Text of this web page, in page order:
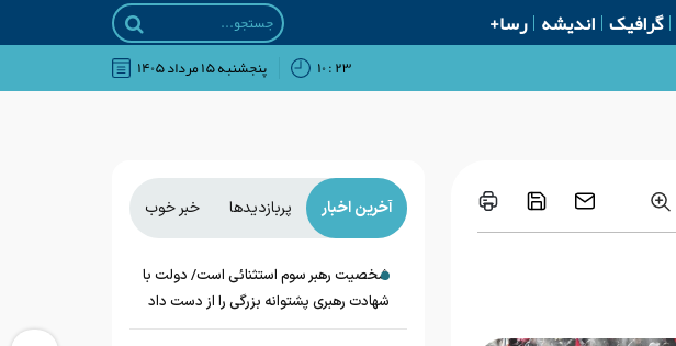
گرافیک اندیشه رسا+
۲۳ : ۱۰ پنجشنبه ۱۵ مرداد ۱۴۰۵
آخرین اخبار پربازدیدها خبر خوب
شخصیت رهبر سوم استثنائی است/ دولت با
شهادت رهبری پشتوانه بزرگی را از دست داد